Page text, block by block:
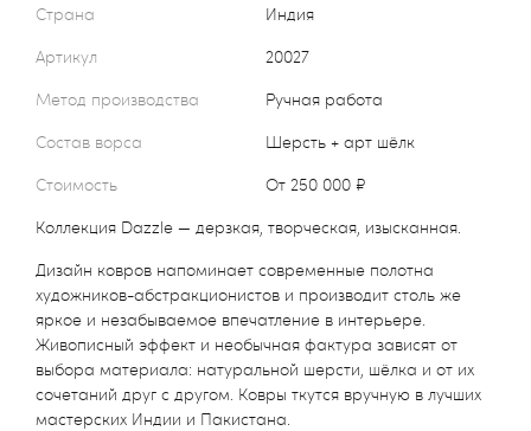
Страна
Индия
Артикул
20027
Метод производства
Ручная работа
Состав ворса
шерсть + арт шёлк
Стоимость
от 250 000 ₽
Коллекция Dazzle — дерзкая, творческая, изысканная.
Дизайн ковров напоминает современные полотна
художников-абстракционистов и производит столь же
яркое и незабываемое впечатление в интерьере.
Живописный эффект и необычная фактура зависят от
выбора материала: натуральной шерсти, шёлка и от их
сочетаний друг с другом. Ковры ткутся вручную в лучших
мастерских Индии и Пакистана.